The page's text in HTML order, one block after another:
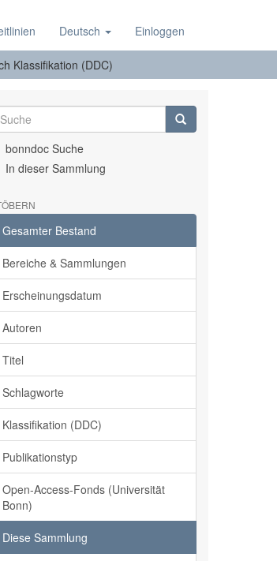
Deutsch Einloggen
Klassifikation (DDC)
bonndoc Suche
In dieser Sammlung
Gesamter Bestand
Bereiche & Sammlungen
Erscheinungsdatum
Autoren
Titel
Schlagworte
Klassifikation (DDC)
Publikationstyp
Open-Access-Fonds (Universität
Bonn)
Diese Sammlung